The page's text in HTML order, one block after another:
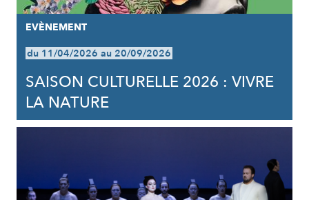
EVÈNEMENT
du 11/04/2026 au 20/09/2026
SAISON CULTURELLE 2026 : VIVRE
LA NATURE